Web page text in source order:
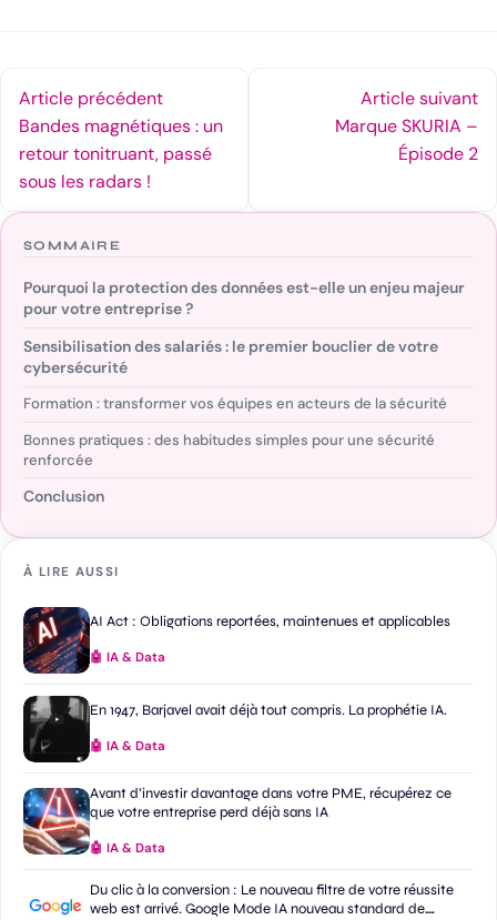
Article précédent
Bandes magnétiques : un
retour tonitruant, passé
sous les radars !
Article suivant
Marque SKURIA –
Épisode 2
SOMMAIRE
Pourquoi la protection des données est-elle un enjeu majeur
pour votre entreprise ?
Sensibilisation des salariés : le premier bouclier de votre
cybersécurité
Formation : transformer vos équipes en acteurs de la sécurité
Bonnes pratiques : des habitudes simples pour une sécurité
renforcée
Conclusion
À LIRE AUSSI
AI Act : Obligations reportées, maintenues et applicables
🤖 IA & Data
En 1947, Barjavel avait déjà tout compris. La prophétie IA.
🤖 IA & Data
Avant d’investir davantage dans votre PME, récupérez ce
que votre entreprise perd déjà sans IA
🤖 IA & Data
Du clic à la conversion : Le nouveau filtre de votre réussite
web est arrivé. Google Mode IA nouveau standard de